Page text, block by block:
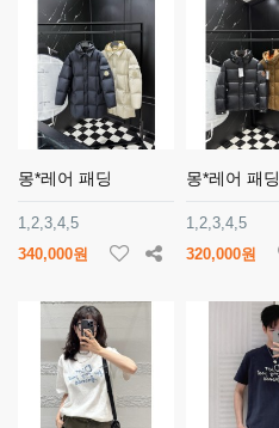
몽*레어 패딩
1,2,3,4,5
340,000원
몽*레어 패딩
1,2,3,4,5
320,000원